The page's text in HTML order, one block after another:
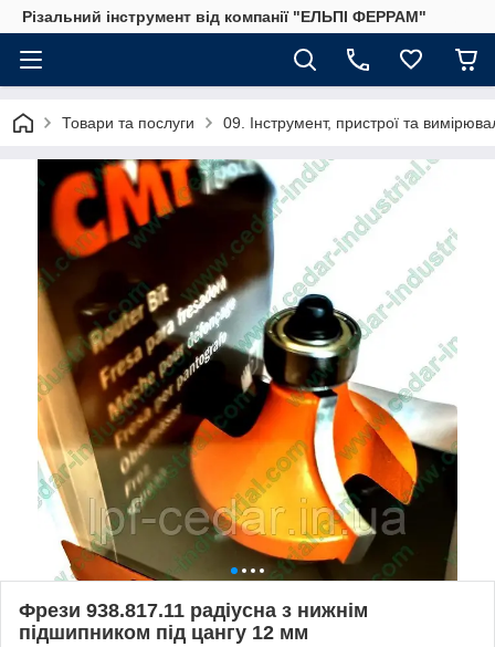
Різальний інструмент від компанії "ЕЛЬПІ ФЕРРАМ"
Товари та послуги 09. Інструмент, пристрої та
Фрези 938.817.11 радіусна з нижнім
підшипником під цангу 12 мм